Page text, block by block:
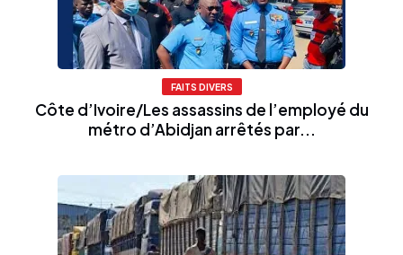
FAITS DIVERS
Côte d’Ivoire/Les assassins de l’employé du
métro d’Abidjan arrêtés par...